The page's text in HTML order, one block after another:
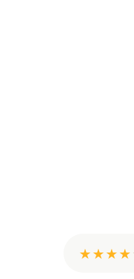
★ ★ ★ ★